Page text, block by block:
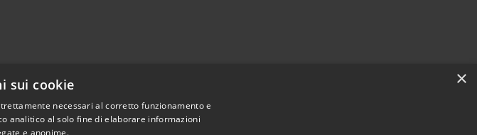
×
sui cookie
necessari al corretto funzionamento e
analitico al solo fine di elaborare informazioni
e anonime.